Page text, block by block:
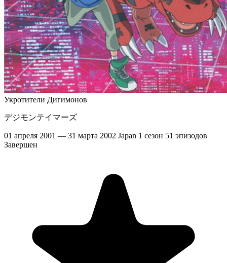
Укротители Дигимонов
デジモンテイマーズ
01 апреля 2001 — 31 марта 2002 Japan 1 сезон 51 эпизодов
Завершен